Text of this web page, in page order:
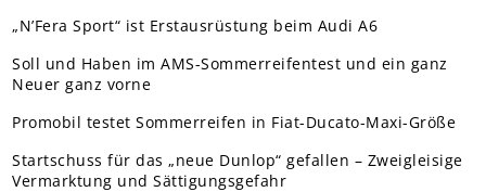
„N’Fera Sport“ ist Erstausrüstung beim Audi A6
Soll und Haben im AMS-Sommerreifentest und ein ganz
Neuer ganz vorne
Promobil testet Sommerreifen in Fiat-Ducato-Maxi-Größe
Startschuss für das „neue Dunlop“ gefallen – Zweigleisige
Vermarktung und Sättigungsgefahr